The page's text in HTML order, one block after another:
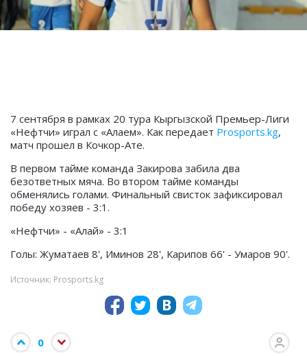
7 сентября в рамках 20 тура Кыргызской Премьер-Лиги
«Нефтчи» играл с «Алаем». Как передает Prosports.kg,
матч прошел в Кочкор-Ате.
В первом тайме команда Закирова забила два
безответных мяча. Во втором тайме команды
обменялись голами. Финальный свисток зафиксировал
победу хозяев - 3:1.
«Нефтчи» - «Алай» - 3:1
Голы: Жуматаев 8', Иминов 28', Карипов 66' - Умаров 90'.
Источник: Prosports.kg
0